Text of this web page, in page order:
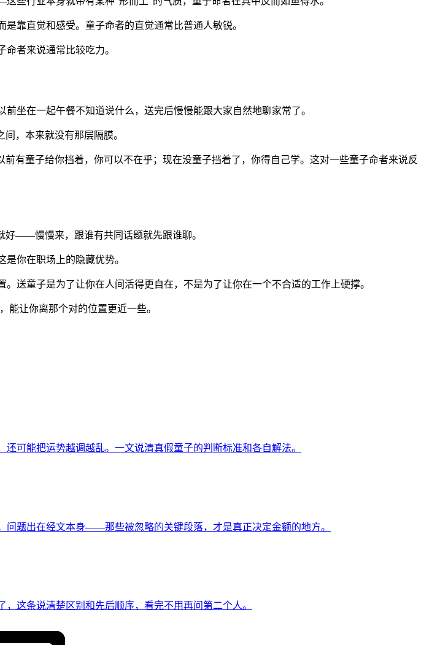
靠直觉和感受。童子命者的直觉通常比普通人敏锐。
者来说通常比较吃力。
坐在一起午餐不知道说什么，送完后慢慢能跟大家自然地聊家常了。
，本来就没有那层隔膜。
童子给你挡着，你可以不在乎；现在没童子挡着了，你得自己学。这对一些童子命者来说反
好——慢慢来，跟谁有共同话题就先跟谁聊。
你在职场上的隐藏优势。
送童子是为了让你在人间活得更自在，不是为了让你在一个不合适的工作上硬撑。
让你离那个对的位置更近一些。
可能把运势越调越乱。一文说清真假童子的判断标准和各自解法。
问题出在经文本身——那些被忽略的关键段落，才是真正决定金额的地方。
这条说清楚区别和先后顺序，看完不用再问第二个人。